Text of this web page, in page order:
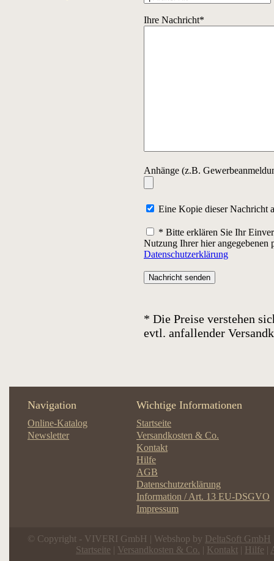
Ihre Nachricht*
Anhänge (z.B.
Eine Kopie dieser Nachricht
* Bitte erklären Sie Ihr
Nutzung Ihrer hier angegebenen
Datenschutzerklärung
* Die Preise verstehen
evtl. anfallender
Navigation
Online-Katalog
Newsletter
Wichtige Informationen
Startseite
Versandkosten & Co.
Kontakt
Hilfe
AGB
Datenschutzerklärung
Information / Art. 13 EU-DSGVO
Impressum
© Copyright - VIVERI GmbH | Webshop by DeltaSoft GmbH
Startseite | Versandkosten & Co. | Kontakt | Hilfe |